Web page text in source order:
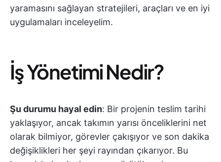
yaramasını sağlayan stratejileri, araçları ve en iyi
uygulamaları inceleyelim.
İş Yönetimi Nedir?
Şu durumu hayal edin: Bir projenin teslim tarihi
yaklaşıyor, ancak takımın yarısı önceliklerini net
olarak bilmiyor, görevler çakışıyor ve son dakika
değişiklikleri her şeyi rayından çıkarıyor. Bu